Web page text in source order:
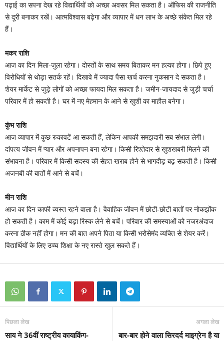
पढ़ाई का सपना देख रहे विद्यार्थियों को अच्छा अवसर मिल सकता है। ऑफिस की राजनीति
से दूरी बनाकर रखें। आत्मविश्वास बढ़ेगा और व्यापार में धन लाभ के अच्छे संकेत मिल रहे
हैं।
मकर राशि
आज का दिन मिला-जुला रहेगा। दोस्तों के साथ समय बिताकर मन हल्का होगा। छिपे हुए
विरोधियों से थोड़ा सतर्क रहें। दिखावे में ज्यादा पैसा खर्च करना नुकसान दे सकता है।
शेयर मार्केट से जुड़े लोगों को अच्छा फायदा मिल सकता है। जमीन-जायदाद से जुड़ी चर्चा
परिवार में हो सकती है। घर में नए मेहमान के आने से खुशी का माहौल बनेगा।
कुंभ राशि
आज व्यापार में कुछ रुकावटें आ सकती हैं, लेकिन आपकी समझदारी सब संभाल लेगी।
दांपत्य जीवन में प्यार और अपनापन बना रहेगा। किसी रिश्तेदार से खुशखबरी मिलने की
संभावना है। परिवार में किसी सदस्य की सेहत खराब होने से भागदौड़ बढ़ सकती है। किसी
अजनबी की बातों में आने से बचें।
मीन राशि
आज का दिन काफी व्यस्त रहने वाला है। वैवाहिक जीवन में छोटी-छोटी बातों पर नोकझोंक
हो सकती है। काम में कोई बड़ा रिस्क लेने से बचें। परिवार की समस्याओं को नजरअंदाज
करना ठीक नहीं होगा। मन की बात अपने पिता या किसी भरोसेमंद व्यक्ति से शेयर करें।
विद्यार्थियों के लिए उच्च शिक्षा के नए रास्ते खुल सकते हैं।
पिछला लेख
साय ने 36वीं राष्ट्रीय कायाकिंग-
अगला लेख
बार-बार होने वाला सिरदर्द माइग्रेन है या